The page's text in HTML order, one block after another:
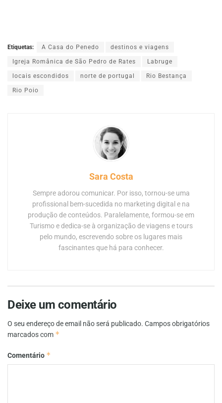
Etiquetas: A Casa do Penedo destinos e viagens
Igreja Românica de São Pedro de Rates Labruge
locais escondidos norte de portugal Rio Bestança
Rio Poio
Sara Costa
Sempre adorou comunicar. Por isso, tornou-se uma
profissional bem-sucedida no marketing digital e na
produção de conteúdos. Paralelamente, formou-se em
Turismo e dedica-se à organização de viagens e tours
pelo mundo, escrevendo sobre os lugares mais
fascinantes que há para conhecer.
Deixe um comentário
O seu endereço de email não será publicado. Campos obrigatórios
marcados com *
Comentário *